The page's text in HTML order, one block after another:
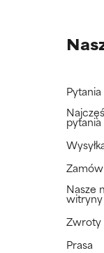
pytania
Nasze
witryny
Zwroty
Prasa